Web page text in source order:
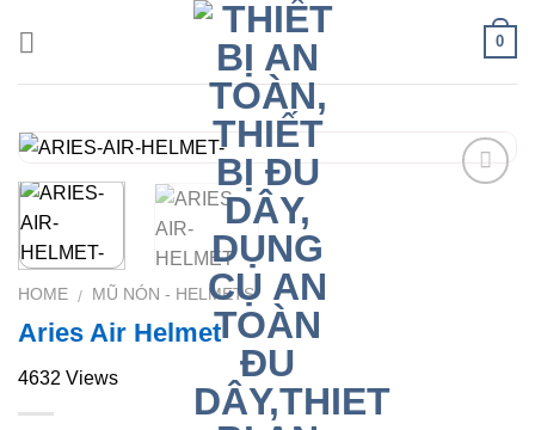
0
HOME / MŨ NÓN - HELMETS
Aries Air Helmet
4632 Views